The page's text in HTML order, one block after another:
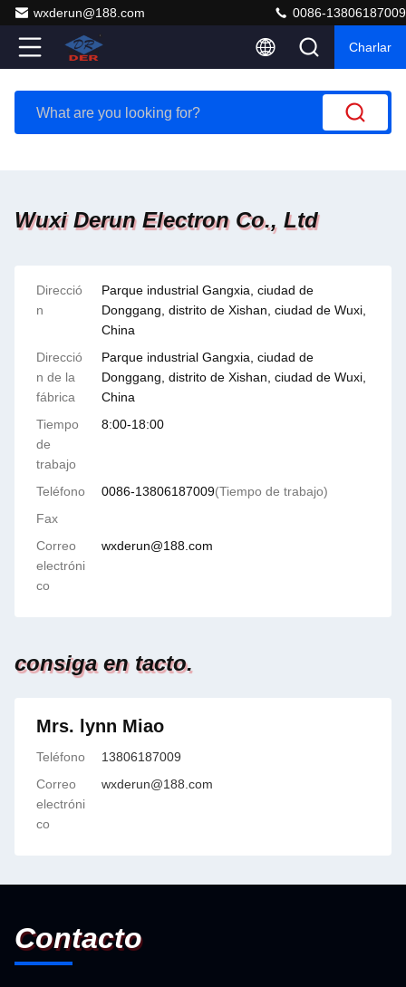
wxderun@188.com 0086-13806187009
Charlar
Wuxi Derun Electron Co., Ltd
Direcció
n
Parque industrial Gangxia, ciudad de
Donggang, distrito de Xishan, ciudad de Wuxi,
China
Direcció
n de la
fábrica
Parque industrial Gangxia, ciudad de
Donggang, distrito de Xishan, ciudad de Wuxi,
China
Tiempo
de
trabajo
8:00-18:00
Teléfono 0086-13806187009(Tiempo de trabajo)
Fax
Correo
electróni
co
wxderun@188.com
consiga en tacto.
Mrs. lynn Miao
Teléfono
13806187009
Correo
electróni
co
wxderun@188.com
Contacto